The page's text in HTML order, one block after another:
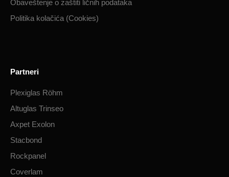
Obaveštenje o zaštiti ličnih podataka​
Politika kolačića (Cookies)
Partneri
Plexiglas Röhm
Altuglas Trinseo
Axpet Exolon
Stacbond
Rockpanel
Coverlam